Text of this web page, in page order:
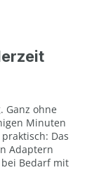
Ganz ohne
Minuten
Das
Adaptern
Bedarf mit